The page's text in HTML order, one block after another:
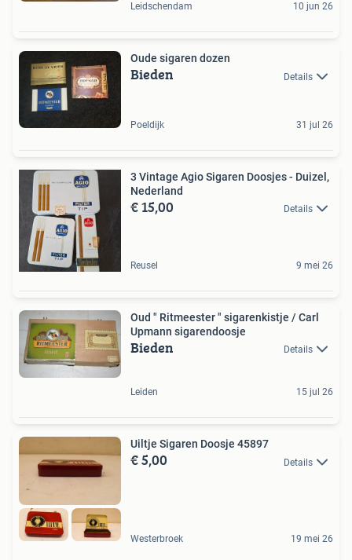
Leidschendam 10 jun 26
Oude sigaren dozen
Bieden Details
Poeldijk 31 jul 26
3 Vintage Agio Sigaren Doosjes - Duizel,
Nederland
€ 15,00 Details
Reusel 9 mei 26
Oud " Ritmeester " sigarenkistje / Carl
Upmann sigarendoosje
Bieden Details
Leiden 15 jul 26
Uiltje Sigaren Doosje 45897
€ 5,00 Details
Westerbroek 19 mei 26